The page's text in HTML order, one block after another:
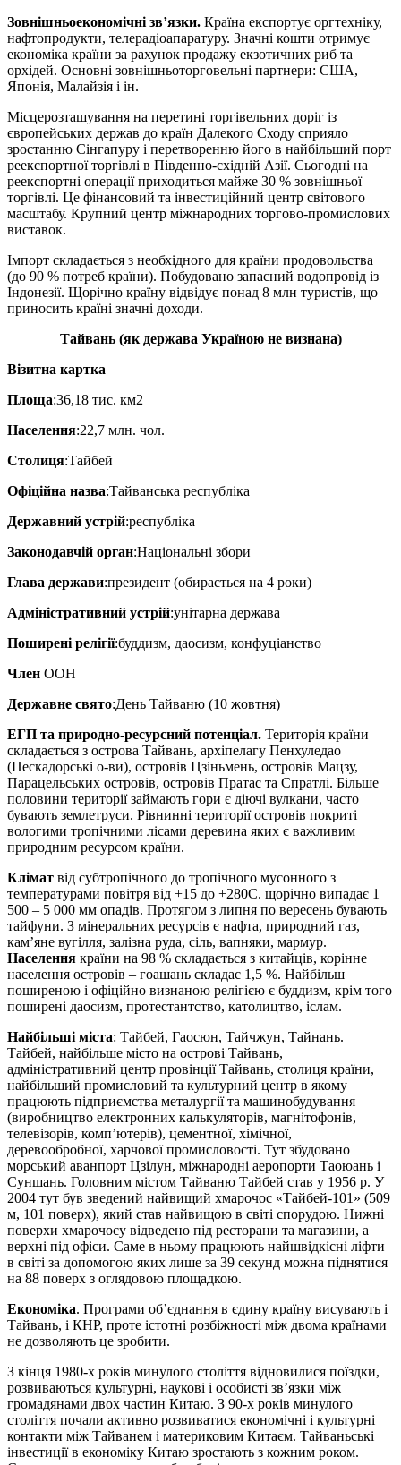
Зовнішньоекономічні зв’язки. Країна експортує оргтехніку,
нафтопродукти, телерадіоапаратуру. Значні кошти отримує
економіка країни за рахунок продажу екзотичних риб та
орхідей. Основні зовнішньоторговельні партнери: США,
Японія, Малайзія і ін.
Місцерозташування на перетині торгівельних доріг із
європейських держав до країн Далекого Сходу сприяло
зростанню Сінгапуру і перетворенню його в найбільший порт
реекспортної торгівлі в Південно-східній Азії. Сьогодні на
реекспортні операції приходиться майже 30 % зовнішньої
торгівлі. Це фінансовий та інвестиційний центр світового
масштабу. Крупний центр міжнародних торгово-промислових
виставок.
Імпорт складається з необхідного для країни продовольства
(до 90 % потреб країни). Побудовано запасний водопровід із
Індонезії. Щорічно країну відвідує понад 8 млн туристів, що
приносить країні значні доходи.
Тайвань (як держава Україною не визнана)
Візитна картка
Площа:36,18 тис. км2
Населення:22,7 млн. чол.
Столиця:Тайбей
Офіційна назва:Тайванська республіка
Державний устрій:республіка
Законодавчій орган:Національні збори
Глава держави:президент (обирається на 4 роки)
Адміністративний устрій:унітарна держава
Поширені релігії:буддизм, даосизм, конфуціанство
Член ООН
Державне свято:День Тайваню (10 жовтня)
ЕГП та природно-ресурсний потенціал. Територія країни
складається з острова Тайвань, архіпелагу Пенхуледао
(Пескадорські о-ви), островів Цзіньмень, островів Мацзу,
Парацельських островів, островів Пратас та Спратлі. Більше
половини території займають гори є діючі вулкани, часто
бувають землетруси. Рівнинні території островів покриті
вологими тропічними лісами деревина яких є важливим
природним ресурсом країни.
Клімат від субтропічного до тропічного мусонного з
температурами повітря від +15 до +280С. щорічно випадає 1
500 – 5 000 мм опадів. Протягом з липня по вересень бувають
тайфуни. З мінеральних ресурсів є нафта, природний газ,
кам’яне вугілля, залізна руда, сіль, вапняки, мармур.
Населення країни на 98 % складається з китайців, корінне
населення островів – гоашань складає 1,5 %. Найбільш
поширеною і офіційно визнаною релігією є буддизм, крім того
поширені даосизм, протестантство, католицтво, іслам.
Найбільші міста: Тайбей, Гаосюн, Тайчжун, Тайнань.
Тайбей, найбільше місто на острові Тайвань,
адміністративний центр провінції Тайвань, столиця країни,
найбільший промисловий та культурний центр в якому
працюють підприємства металургії та машинобудування
(виробництво електронних калькуляторів, магнітофонів,
телевізорів, комп’ютерів), цементної, хімічної,
деревообробної, харчової промисловості. Тут збудовано
морський аванпорт Цзілун, міжнародні аеропорти Таоюань і
Суншань. Головним містом Тайваню Тайбей став у 1956 р. У
2004 тут був зведений найвищий хмарочос «Тайбей-101» (509
м, 101 поверх), який став найвищою в світі спорудою. Нижні
поверхи хмарочосу відведено під ресторани та магазини, а
верхні під офіси. Саме в ньому працюють найшвідкісні ліфти
в світі за допомогою яких лише за 39 секунд можна піднятися
на 88 поверх з оглядовою площадкою.
Економіка. Програми об’єднання в єдину країну висувають і
Тайвань, і КНР, проте істотні розбіжності між двома країнами
не дозволяють це зробити.
З кінця 1980-х років минулого століття відновилися поїздки,
розвиваються культурні, наукові і особисті зв’язки між
громадянами двох частин Китаю. З 90-х років минулого
століття почали активно розвиватися економічні і культурні
контакти між Тайванем і материковим Китаєм. Тайваньські
інвестиції в економіку Китаю зростають з кожним роком.